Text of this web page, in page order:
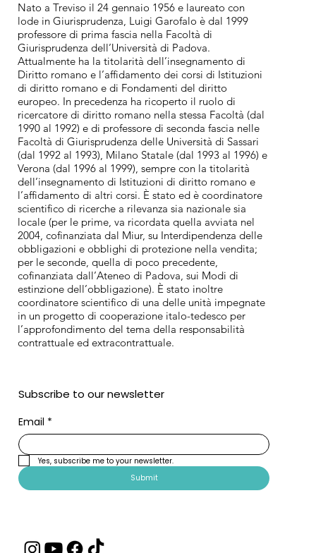
Nato a Treviso il 24 gennaio 1956 e laureato con
lode in Giurisprudenza, Luigi Garofalo è dal 1999
professore di prima fascia nella Facoltà di
Giurisprudenza dell’Università di Padova.
Attualmente ha la titolarità dell’insegnamento di
Diritto romano e l’affidamento dei corsi di Istituzioni
di diritto romano e di Fondamenti del diritto
europeo. In precedenza ha ricoperto il ruolo di
ricercatore di diritto romano nella stessa Facoltà (dal
1990 al 1992) e di professore di seconda fascia nelle
Facoltà di Giurisprudenza delle Università di Sassari
(dal 1992 al 1993), Milano Statale (dal 1993 al 1996) e
Verona (dal 1996 al 1999), sempre con la titolarità
dell’insegnamento di Istituzioni di diritto romano e
l’affidamento di altri corsi. È stato ed è coordinatore
scientifico di ricerche a rilevanza sia nazionale sia
locale (per le prime, va ricordata quella avviata nel
2004, cofinanziata dal Miur, su Interdipendenza delle
obbligazioni e obblighi di protezione nella vendita;
per le seconde, quella di poco precedente,
cofinanziata dall’Ateneo di Padova, sui Modi di
estinzione dell’obbligazione). È stato inoltre
coordinatore scientifico di una delle unità impegnate
in un progetto di cooperazione italo-tedesco per
l’approfondimento del tema della responsabilità
contrattuale ed extracontrattuale.
Subscribe to our newsletter
Email *
Yes, subscribe me to your newsletter.
Submit